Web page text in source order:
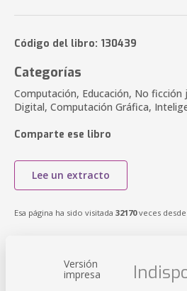
Código del libro: 130439
Categorías
Computación, Educación, No ficción
Digital, Computación Gráfica,
Comparte ese libro
Lee un extracto
Esa página ha sido visitada 32170veces desde
Versión
impresa